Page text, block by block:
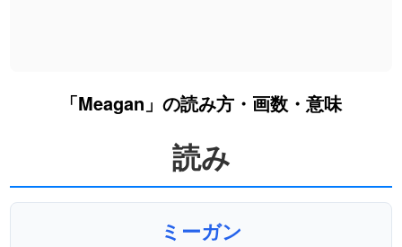
「Meagan」の読み方・画数・意味
読み
ミーガン